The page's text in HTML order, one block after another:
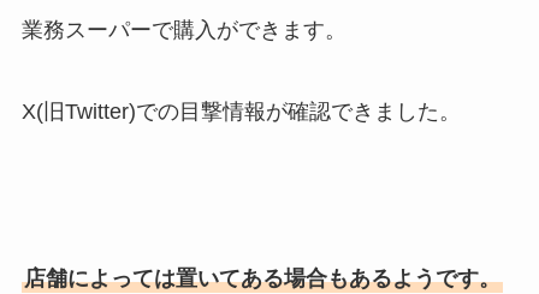
業務スーパーで購入ができます。
X(旧Twitter)での目撃情報が確認できました。
店舗によっては置いてある場合もあるようです。